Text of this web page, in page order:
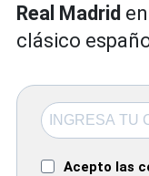
Real Madrid
clásico
Acepto las